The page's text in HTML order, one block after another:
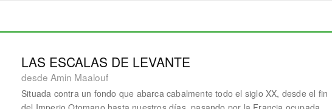
LAS ESCALAS DE LEVANTE
desde Amin Maalouf
Situada contra un fondo que abarca cabalmente todo el siglo XX, desde el fin